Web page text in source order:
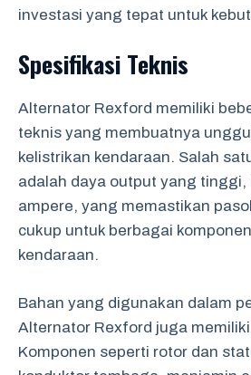
investasi yang tepat untuk
Spesifikasi Teknis
Alternator Rexford memiliki
teknis yang membuatnya
kelistrikan kendaraan. Salah
adalah daya output yang tinggi,
ampere, yang memastikan
cukup untuk berbagai
kendaraan.
Bahan yang digunakan dalam
Alternator Rexford juga
Komponen seperti rotor dan